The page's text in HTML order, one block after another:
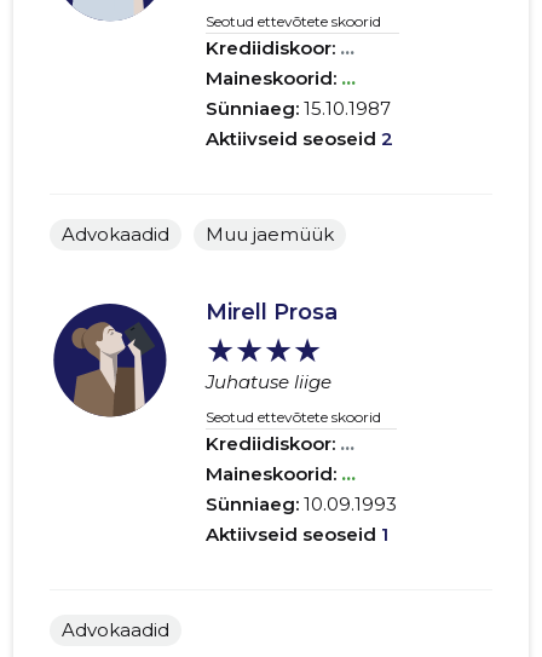
Seotud ettevõtete skoorid
Krediidiskoor: ...
Maineskoorid: ...
Sünniaeg:15.10.1987
Aktiivseid seoseid 2
Advokaadid Muu jaemüük
Mirell Prosa
★★★★
Juhatuse liige
Seotud ettevõtete skoorid
Krediidiskoor: ...
Maineskoorid: ...
Sünniaeg:10.09.1993
Aktiivseid seoseid 1
Advokaadid